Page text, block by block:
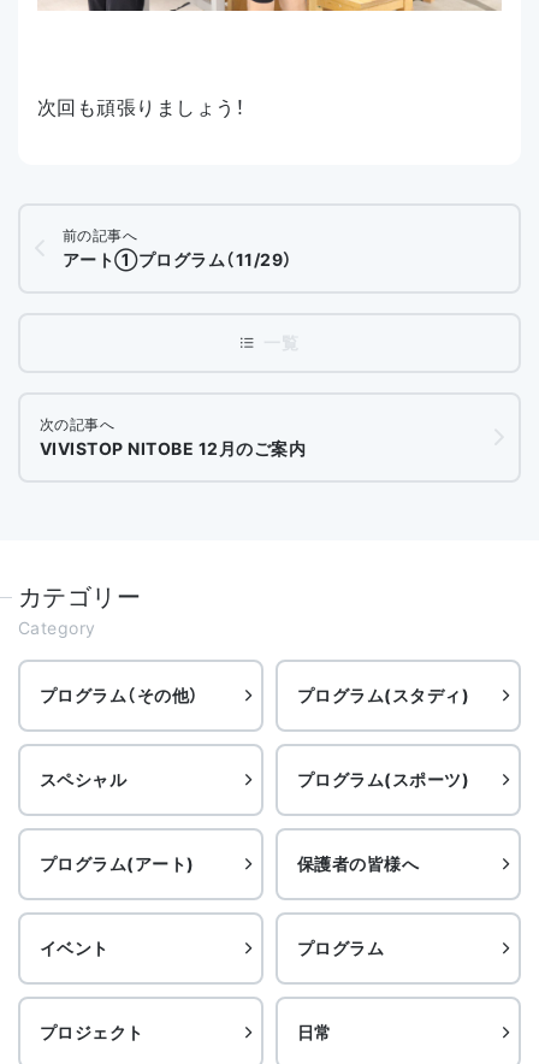
次回も頑張りましょう！
前の記事へ
アート①プログラム（11/29）
次の記事へ
VIVISTOP NITOBE 12月のご案内
カテゴリー
Category
プログラム（その他） プログラム(スタディ)
スペシャル プログラム(スポーツ)
プログラム(アート) 保護者の皆様へ
イベント プログラム
プロジェクト 日常